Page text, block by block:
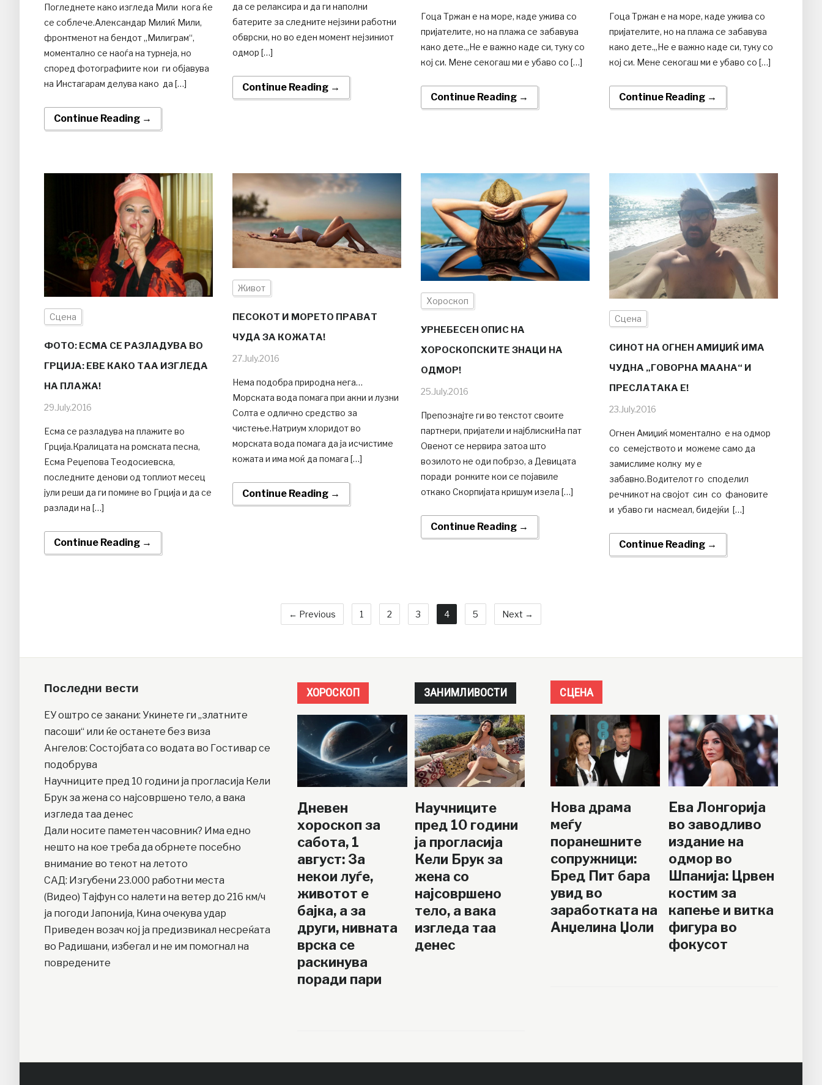
Погледнете како изгледа Мили кога ќе
се соблече.Александар Милиќ Мили,
фронтменот на бендот „Милиграм“,
моментално се наоѓа на турнеја, но
според фотографиите кои ги објавува
на Инстагарам делува како да […]
Continue Reading →
да се релаксира и да ги наполни
батерите за следните нејзини работни
обврски, но во еден момент нејзиниот
одмор […]
Continue Reading →
Гоца Тржан е на море, каде ужива со
пријателите, но на плажа се забавува
како дете.„Не е важно каде си, туку со
кој си. Мене секогаш ми е убаво со […]
Continue Reading →
Гоца Тржан е на море, каде ужива со
пријателите, но на плажа се забавува
како дете.„Не е важно каде си, туку со
кој си. Мене секогаш ми е убаво со […]
Continue Reading →
Сцена
ФОТО: ЕСМА СЕ РАЗЛАДУВА ВО
ГРЦИЈА: ЕВЕ КАКО ТАА ИЗГЛЕДА
НА ПЛАЖА!
29.July.2016
Есма се разладува на плажите во
Грција.Кралицата на ромската песна,
Есма Реџепова Теодосиевска,
последните денови од топлиот месец
јули реши да ги помине во Грција и да се
разлади на […]
Continue Reading →
Живот
ПЕСОКОТ И МОРЕТО ПРАВАТ
ЧУДА ЗА КОЖАТА!
27.July.2016
Нема подобра природна нега…
Морската вода помага при акни и лузни
Солта е одлично средство за
чистење.Натриум хлоридот во
морската вода помага да ја исчистиме
кожата и има моќ да помага […]
Continue Reading →
Хороскоп
УРНЕБЕСЕН ОПИС НА
ХОРОСКОПСКИТЕ ЗНАЦИ НА
ОДМОР!
25.July.2016
Препознајте ги во текстот своите
партнери, пријатели и најблискиНа пат
Овенот се нервира затоа што
возилото не оди побрзо, а Девицата
поради ронките кои се појавиле
откако Скорпијата кришум изела […]
Continue Reading →
Сцена
СИНОТ НА ОГНЕН АМИЏИЌ ИМА
ЧУДНА „ГОВОРНА МААНА“ И
ПРЕСЛАТАКА Е!
23.July.2016
Огнен Амиџиќ моментално е на одмор
со семејството и можеме само да
замислиме колку му е
забавно.Водителот го споделил
речникот на својот син со фановите
и убаво ги насмеал, бидејќи […]
Continue Reading →
← Previous 1 2 3 4 5 Next →
Последни вести
ЕУ оштро се закани: Укинете ги „златните
пасоши“ или ќе останете без виза
Ангелов: Состојбата со водата во Гостивар се
подобрува
Научниците пред 10 години ја прогласија Кели
Брук за жена со најсовршено тело, а вака
изгледа таа денес
Дали носите паметен часовник? Има едно
нешто на кое треба да обрнете посебно
внимание во текот на летото
САД: Изгубени 23.000 работни места
(Видео) Тајфун со налети на ветер до 216 км/ч
ја погоди Јапонија, Кина очекува удар
Приведен возач кој ја предизвикал несреќата
во Радишани, избегал и не им помогнал на
повредените
ХОРОСКОП
Дневен
хороскоп за
сабота, 1
август: За
некои луѓе,
животот е
бајка, а за
други, нивната
врска се
раскинува
поради пари
ЗАНИМЛИВОСТИ
Научниците
пред 10 години
ја прогласија
Кели Брук за
жена со
најсовршено
тело, а вака
изгледа таа
денес
СЦЕНА
Нова драма
меѓу
поранешните
сопружници:
Бред Пит бара
увид во
заработката на
Анџелина Џоли
Ева Лонгорија
во заводливо
издание на
одмор во
Шпанија: Црвен
костим за
капење и витка
фигура во
фокусот